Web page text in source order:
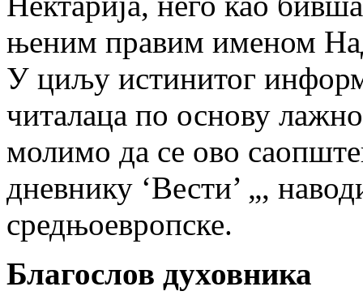
њеним правим именом
У циљу истинитог
читалаца по основу
молимо да се ово
дневнику ‘Вести’ „,
средњоевропске.
Благослов духовника